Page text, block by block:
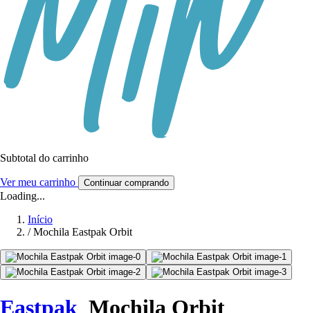
Subtotal do carrinho
Ver meu carrinho Continuar comprando
Loading...
Início
/ Mochila Eastpak Orbit
Eastpak Mochila Orbit